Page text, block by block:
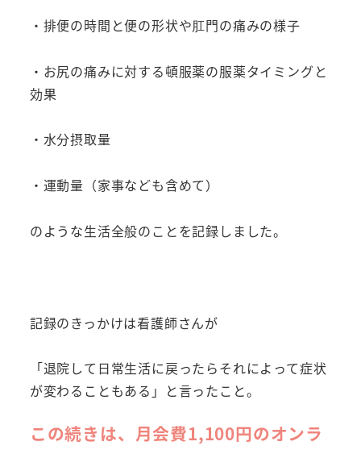
・排便の時間と便の形状や肛門の痛みの様子
・お尻の痛みに対する頓服薬の服薬タイミングと
効果
・水分摂取量
・運動量（家事なども含めて）
のような生活全般のことを記録しました。
記録のきっかけは看護師さんが
「退院して日常生活に戻ったらそれによって症状
が変わることもある」と言ったこと。
この続きは、月会費1,100円のオンラ